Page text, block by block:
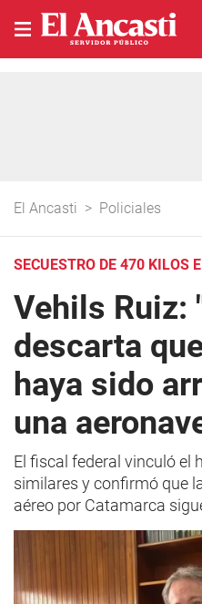
El Ancasti > Policiales
SECUESTRO DE 470 KILOS
Vehils Ruiz:
descarta
haya sido
una
El fiscal federal vinculó el
similares y confirmó que
aéreo por Catamarca